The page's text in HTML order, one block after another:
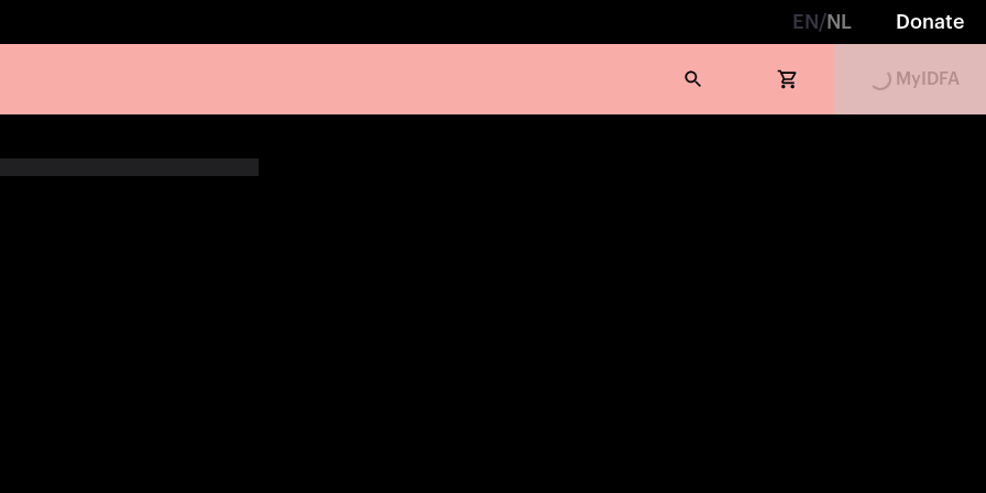
EN /NL Donate
Loading...
MyIDFA